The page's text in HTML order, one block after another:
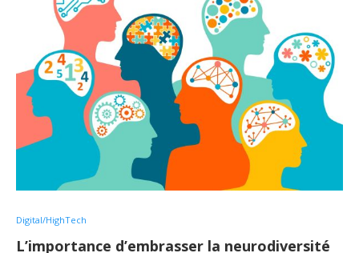
Digital/HighTech
L’importance d’embrasser la neurodiversité